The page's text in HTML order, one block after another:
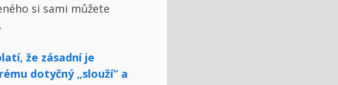
si sami můžete
že zásadní je
dotyčný „slouží“ a